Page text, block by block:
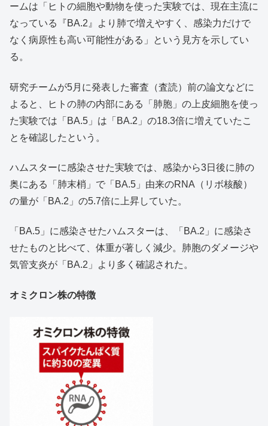
ームは「ヒトの細胞や動物を使った実験では、現在主流に
なっている『BA.2』より肺で増えやすく、感染力だけで
なく病原性も高い可能性がある」という見方を示してい
る。
研究チームが5月に発表した審査（査読）前の論文などに
よると、ヒトの肺の内部にある「肺胞」の上皮細胞を使っ
た実験では「BA.5」は「BA.2」の18.3倍に増えていたこ
とを確認したという。
ハムスターに感染させた実験では、感染から3日後に肺の
奥にある「肺末梢」で「BA.5」由来のRNA（リボ核酸）
の量が「BA.2」の5.7倍に上昇していた。
「BA.5」に感染させたハムスターは、「BA.2」に感染さ
せたものと比べて、体重が著しく減少。肺胞のダメージや
気管支炎が「BA.2」より多く確認された。
オミクロン株の特徴